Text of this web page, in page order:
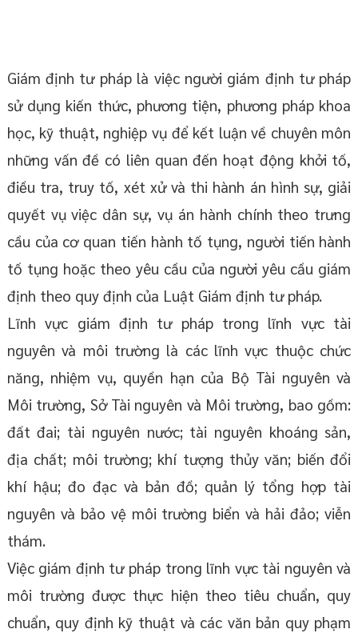
Giám định tư pháp là việc người giám định tư pháp
sử dụng kiến thức, phương tiện, phương pháp khoa
học, kỹ thuật, nghiệp vụ để kết luận về chuyên môn
những vấn đề có liên quan đến hoạt động khởi tố,
điều tra, truy tố, xét xử và thi hành án hình sự, giải
quyết vụ việc dân sự, vụ án hành chính theo trưng
cầu của cơ quan tiến hành tố tụng, người tiến hành
tố tụng hoặc theo yêu cầu của người yêu cầu giám
định theo quy định của Luật Giám định tư pháp.
Lĩnh vực giám định tư pháp trong lĩnh vực tài
nguyên và môi trường là các lĩnh vực thuộc chức
năng, nhiệm vụ, quyền hạn của Bộ Tài nguyên và
Môi trường, Sở Tài nguyên và Môi trường, bao gồm:
đất đai; tài nguyên nước; tài nguyên khoáng sản,
địa chất; môi trường; khí tượng thủy văn; biến đổi
khí hậu; đo đạc và bản đồ; quản lý tổng hợp tài
nguyên và bảo vệ môi trường biển và hải đảo; viễn
thám.
Việc giám định tư pháp trong lĩnh vực tài nguyên và
môi trường được thực hiện theo tiêu chuẩn, quy
chuẩn, quy định kỹ thuật và các văn bản quy phạm